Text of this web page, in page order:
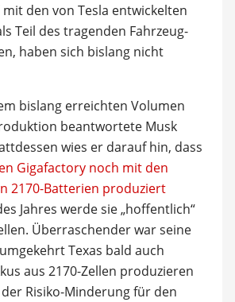
den von Tesla entwickelten
Teil des tragenden Fahrzeug-
haben sich bislang nicht
bislang erreichten Volumen
beantwortete Musk
wies er darauf hin, dass
Gigafactory noch mit den
2170-Batterien produziert
Jahres werde sie „hoffentlich“
Überraschender war seine
Texas bald auch
aus 2170-Zellen produzieren
Risiko-Minderung für den